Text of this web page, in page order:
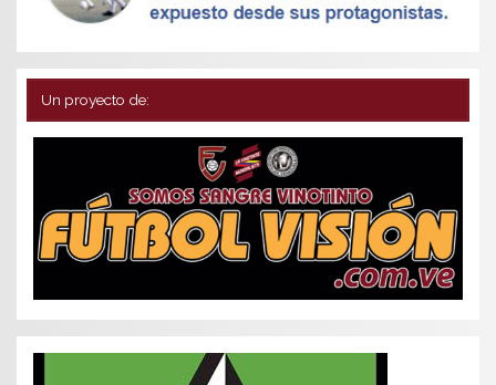
Un proyecto de: